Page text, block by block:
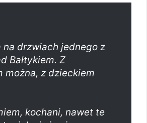
na drzwiach jednego z
Bałtykiem. Z
można, z dzieckiem
kochani, nawet te